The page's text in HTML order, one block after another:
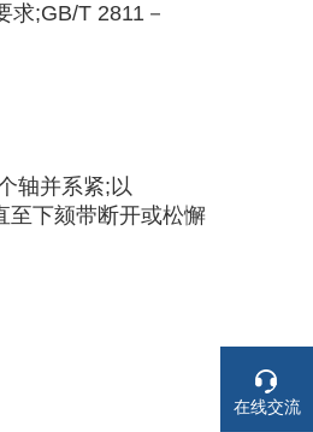
;GB/T 2811－
轴并系紧;以
至下颏带断开或松懈
在线交流